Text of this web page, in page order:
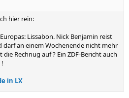
hier rein:
Lissabon. Nick Benjamin reist
darf an einem Wochenende nicht mehr
die Rechnug auf ? Ein ZDF-Bericht auch
in LX